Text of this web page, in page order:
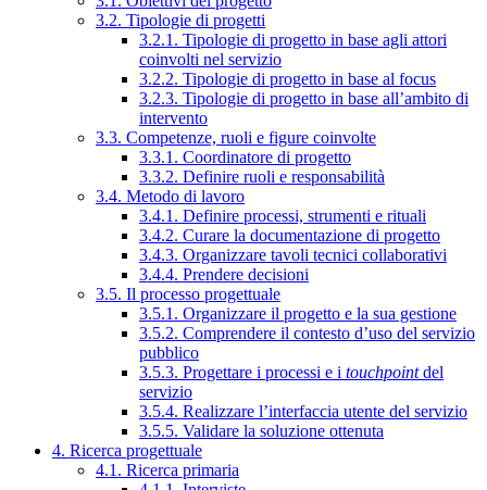
3.2. Tipologie di progetti
3.2.1. Tipologie di progetto in base agli attori
coinvolti nel servizio
3.2.2. Tipologie di progetto in base al focus
3.2.3. Tipologie di progetto in base all’ambito di
intervento
3.3. Competenze, ruoli e figure coinvolte
3.3.1. Coordinatore di progetto
3.3.2. Definire ruoli e responsabilità
3.4. Metodo di lavoro
3.4.1. Definire processi, strumenti e rituali
3.4.2. Curare la documentazione di progetto
3.4.3. Organizzare tavoli tecnici collaborativi
3.4.4. Prendere decisioni
3.5. Il processo progettuale
3.5.1. Organizzare il progetto e la sua gestione
3.5.2. Comprendere il contesto d’uso del servizio
pubblico
3.5.3. Progettare i processi e i touchpointdel
servizio
3.5.4. Realizzare l’interfaccia utente del servizio
3.5.5. Validare la soluzione ottenuta
4. Ricerca progettuale
4.1. Ricerca primaria